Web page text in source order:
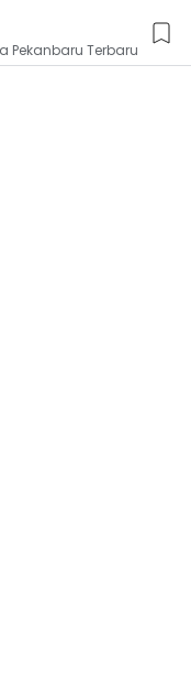
Pekanbaru Terbaru